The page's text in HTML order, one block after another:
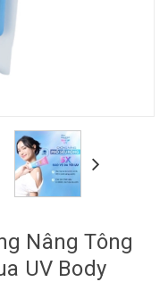
Nâng Tông
UV Body